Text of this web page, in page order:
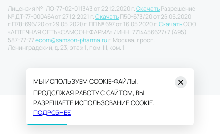
Лицензия №: ЛО-77-02-011343 от 22.12.2020 г.СкачатьРазрешение
№ ДТ-77-000464 от 27.12.2021 г.СкачатьП50-673/20 от 26.05.2020
г.П78-696/20 от 29.05.2020 г. ПП № 697 от 16.05.2020 г.СкачатьООО
«АПТЕЧНАЯ СЕТЬ «САМСОН-ФАРМА» / ИНН: 7714456627+7 (495)
587-77-77ecom@samson-pharma.ruг. Москва, просп.
Ленинградский, д. 23, этаж 1, пом. III, ком. 1
МЫ ИСПОЛЬЗУЕМ COOKIE-ФАЙЛЫ.
ПРОДОЛЖАЯ РАБОТУ С САЙТОМ, ВЫ
РАЗРЕШАЕТЕ ИСПОЛЬЗОВАНИЕ COOKIE.
ПОДРОБНЕЕ